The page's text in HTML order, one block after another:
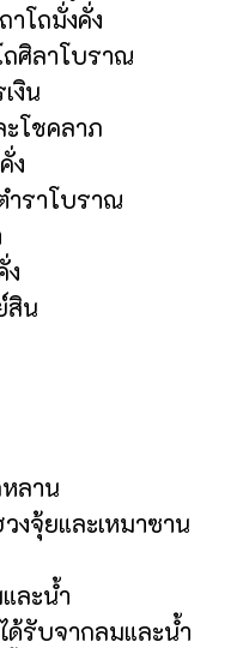
าโถมั่งคั่ง
ถศิลาโบราณ
งิน
โชคลาภ
ง
ำราโบราณ
ง
สิน
ลาน
จุ้ยและเหมาซาน
ละน้ำ
ด้รับจากลมและน้ำ